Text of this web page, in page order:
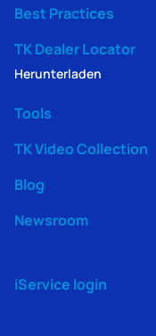
Best Practices
TK Dealer Locator
Herunterladen
Tools
TK Video Collection
Blog
Newsroom
iService login